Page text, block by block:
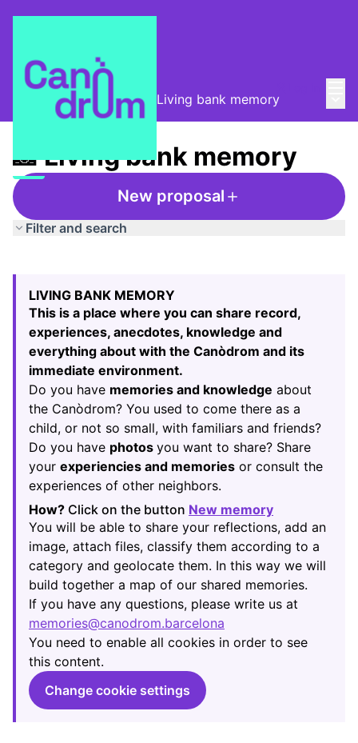
Taula de Memòries / 📸 Living bank memory
📸 Living bank memory
New proposal
Filter and search
−
LIVING BANK MEMORY
This is a place where you can share record,
experiences, anecdotes, knowledge and
everything about with the Canòdrom and its
immediate environment.
Do you have memories and knowledge about
the Canòdrom? You used to come there as a
child, or not so small, with familiars and friends?
Do you have photos you want to share? Share
your experiencies and memories or consult the
experiences of other neighbors.
How? Click on the button New memory
(Opens in
You will be able to share your reflections, add an
image, attach files, classify them according to a
category and geolocate them. In this way we will
build together a map of our shared memories.
If you have any questions, please write us at
memories@canodrom.barcelona
(Opens in new tab)
You need to enable all cookies in order to see
this content.
Change cookie settings